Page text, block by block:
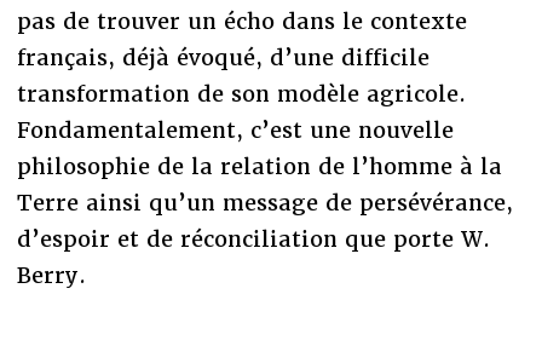
pas de trouver un écho dans le contexte
français, déjà évoqué, d’une difficile
transformation de son modèle agricole.
Fondamentalement, c’est une nouvelle
philosophie de la relation de l’homme à la
Terre ainsi qu’un message de persévérance,
d’espoir et de réconciliation que porte W.
Berry.